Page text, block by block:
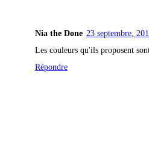
Nia the Done 23 septembre,
Les couleurs qu'ils proposent
Répondre